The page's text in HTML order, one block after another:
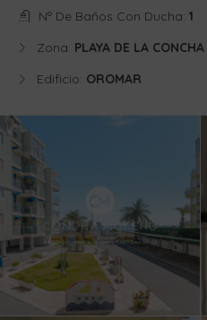
Nº De Baños Con Ducha: 1
Zona: PLAYA DE LA CONCHA
Edificio: OROMAR